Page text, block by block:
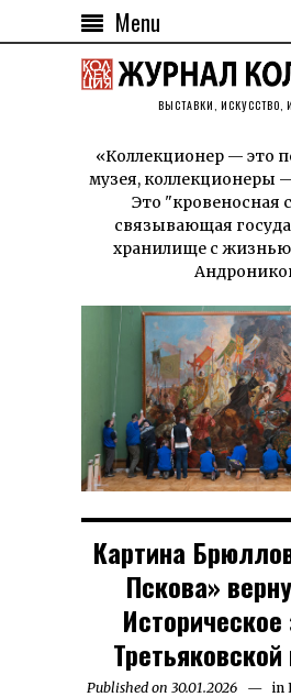
Menu
ВЫСТАВКИ, ИСКУССТВО,
«Коллекционер — это
музея, коллекционеры
Это "кровеносная
связывающая
хранилище с
Картина
Пскова»
Published on 30.01.2026 in